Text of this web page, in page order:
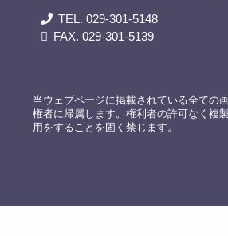
TEL. 029-301-5148
FAX. 029-301-5139
当ウェブページに掲載されている全ての
権者に帰属します。権利者の許可なく複
用をすることを固く禁じます。